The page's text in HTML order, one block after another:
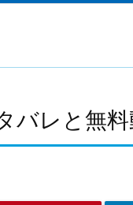
バレと無